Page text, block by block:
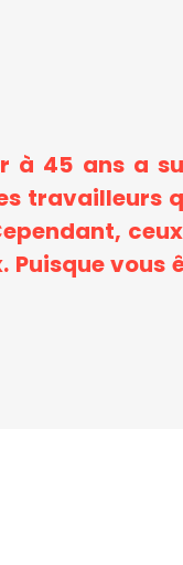
45 ans a
travailleurs
vous